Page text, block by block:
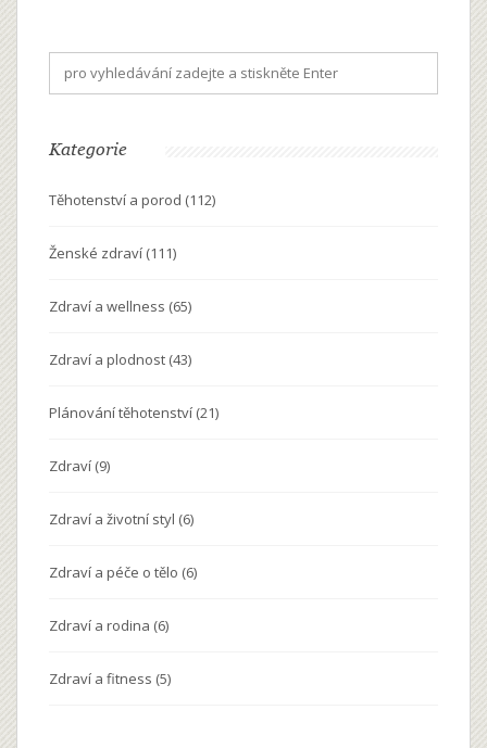
Kategorie
Těhotenství a porod (112)
Ženské zdraví (111)
Zdraví a wellness (65)
Zdraví a plodnost (43)
Plánování těhotenství (21)
Zdraví (9)
Zdraví a životní styl (6)
Zdraví a péče o tělo (6)
Zdraví a rodina (6)
Zdraví a fitness (5)